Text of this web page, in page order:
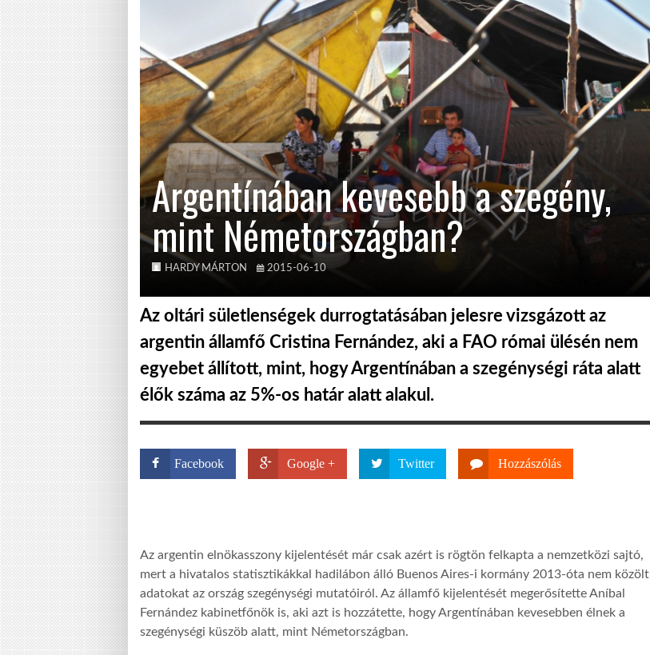
Argentínában kevesebb a szegény,
mint Németországban?
HARDY MÁRTON 2015-06-10
Az oltári sületlenségek durrogtatásában jelesre vizsgázott az
argentin államfő Cristina Fernández, aki a FAO római ülésén nem
egyebet állított, mint, hogy Argentínában a szegénységi ráta alatt
élők száma az 5%-os határ alatt alakul.
Facebook Google + Twitter Hozzászólás
Az argentin elnökasszony kijelentését már csak azért is rögtön felkapta a nemzetközi sajtó,
mert a hivatalos statisztikákkal hadilábon álló Buenos Aires-i kormány 2013-óta nem közölt
adatokat az ország szegénységi mutatóiról. Az államfő kijelentését megerősítette Aníbal
Fernández kabinetfőnök is, aki azt is hozzátette, hogy Argentínában kevesebben élnek a
szegénységi küszöb alatt, mint Németországban.